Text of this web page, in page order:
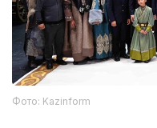
Фото: Kazinform